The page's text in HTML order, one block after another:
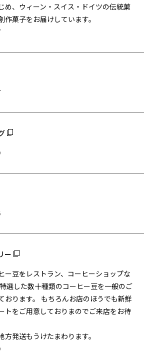
め、ウィーン・スイス・ドイツの伝統菓
作菓子をお届けしています。
ー
ー豆をレストラン、コーヒーショップな
選した数十種類のコーヒー豆を一般のご
おります。 もちろんお店のほうでも新鮮
トをご用意しておりまのでご来店をお待
方発送もうけたまわります。